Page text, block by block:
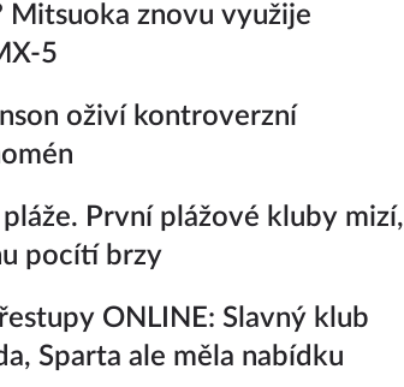
Mitsuoka znovu využije
5
oživí kontroverzní
První plážové kluby mizí,
pocítí brzy
ONLINE: Slavný klub
Sparta ale měla nabídku